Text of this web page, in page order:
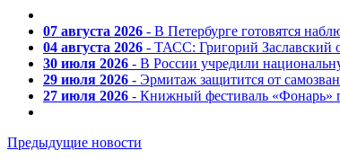
07 августа 2026 - В Петербурге готовятся
04 августа 2026 - ТАСС: Григорий Заславский
30 июля 2026 - В России учредили
29 июля 2026 - Эрмитаж защитится от
27 июля 2026 - Книжный фестиваль «Фонарь»
Предыдущие новости